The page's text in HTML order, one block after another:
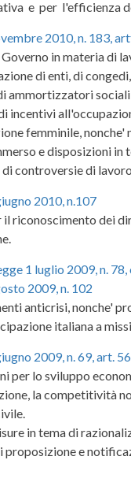
e per l'efficienza
2010, n. 183,
in materia di
di enti, di
ammortizzatori
incentivi
femminile, nonche'
e disposizioni in
controversie di
2010, n.107
il riconoscimento dei
1 luglio 2009, n.
2009, n. 102
anticrisi, nonche'
italiana a
2009, n. 69, art. 56
per lo sviluppo
la competitività
in tema di
proposizione e